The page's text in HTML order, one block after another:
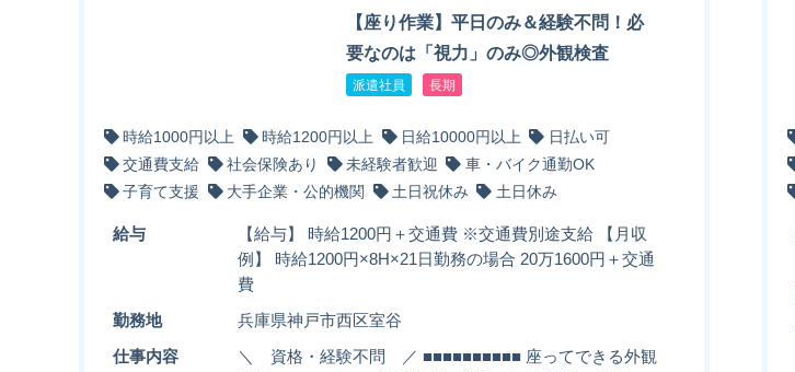
【座り作業】平日のみ＆経験不問！必
要なのは「視力」のみ◎外観検査
派遣社員 長期
時給1000円以上 時給1200円以上 日給10000円以上
日払い可
交通費支給
社会保険あり 未経験者歓迎
車・バイク通勤OK
子育て支援
大手企業・公的機関 土日祝休み 土日休み
給与
【給与】 時給1200円＋交通費 ※交通費別途支給 【月収
例】 時給1200円×8H×21日勤務の場合 20万1600円＋交通
費
勤務地 兵庫県神戸市西区室谷
仕事内容
＼ 資格・経験不問 ／ ■■■■■■■■■■ 座ってできる外観